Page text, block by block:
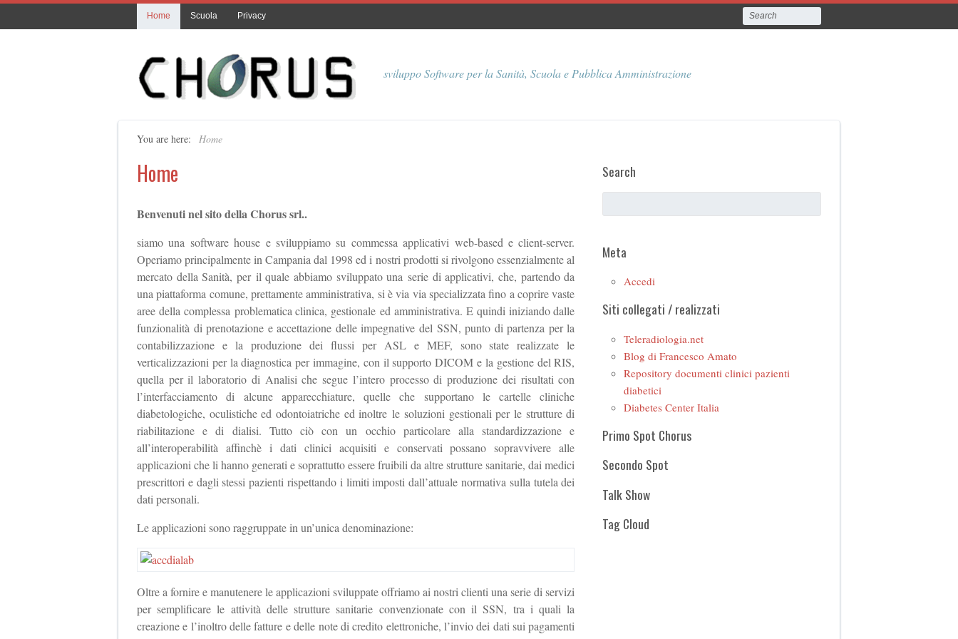
Home Scuola Privacy
sviluppo Software per la Sanità, Scuola e Pubblica Amministrazione
You are here: Home
Home
Benvenuti nel sito della Chorus srl..
siamo una software house e sviluppiamo su commessa applicativi web-based e client-server.
Operiamo principalmente in Campania dal 1998 ed i nostri prodotti si rivolgono essenzialmente al
mercato della Sanità, per il quale abbiamo sviluppato una serie di applicativi, che, partendo da
una piattaforma comune, prettamente amministrativa, si è via via specializzata fino a coprire vaste
aree della complessa problematica clinica, gestionale ed amministrativa. E quindi iniziando dalle
funzionalità di prenotazione e accettazione delle impegnative del SSN, punto di partenza per la
contabilizzazione e la produzione dei flussi per ASL e MEF, sono state realizzate le
verticalizzazioni per la diagnostica per immagine, con il supporto DICOM e la gestione del RIS,
quella per il laboratorio di Analisi che segue l’intero processo di produzione dei risultati con
l’interfacciamento di alcune apparecchiature, quelle che supportano le cartelle cliniche
diabetologiche, oculistiche ed odontoiatriche ed inoltre le soluzioni gestionali per le strutture di
riabilitazione e di dialisi. Tutto ciò con un occhio particolare alla standardizzazione e
all’interoperabilità affinchè i dati clinici acquisiti e conservati possano sopravvivere alle
applicazioni che li hanno generati e soprattutto essere fruibili da altre strutture sanitarie, dai medici
prescrittori e dagli stessi pazienti rispettando i limiti imposti dall’attuale normativa sulla tutela dei
dati personali.
Le applicazioni sono raggruppate in un’unica denominazione:
Oltre a fornire e manutenere le applicazioni sviluppate offriamo ai nostri clienti una serie di servizi
per semplificare le attività delle strutture sanitarie convenzionate con il SSN, tra i quali la
creazione e l’inoltro delle fatture e delle note di credito elettroniche, l’invio dei dati sui pagamenti
Search
Meta
Accedi
Siti collegati / realizzati
Teleradiologia.net
Blog di Francesco Amato
Repository documenti clinici pazienti
diabetici
Diabetes Center Italia
Primo Spot Chorus
Secondo Spot
Talk Show
Tag Cloud